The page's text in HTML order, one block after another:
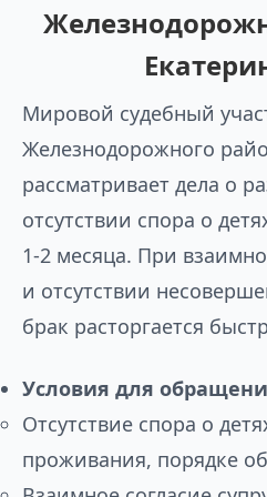
Мировой судебный
Железнодорожного
рассматривает дела о
отсутствии спора о
1-2 месяца. При
и отсутствии
брак расторгается
Условия для
Отсутствие спора о
проживания, порядке